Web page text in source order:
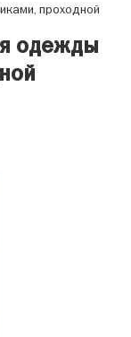
проходной
одежды